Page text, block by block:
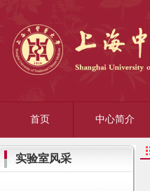
首页 中心简介
实验室风采